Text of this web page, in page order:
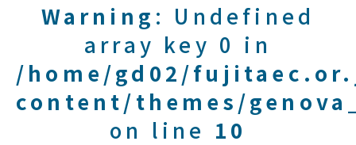
Warning : Undefined
array key 0 in
/home/gd02/
content/themes/
on line 10